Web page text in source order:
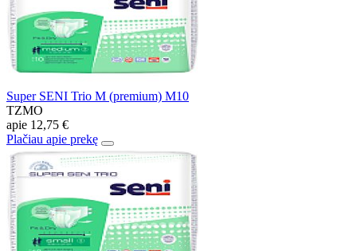
Super SENI Trio M (premium) M10
TZMO
apie 12,75 €
Plačiau apie prekę